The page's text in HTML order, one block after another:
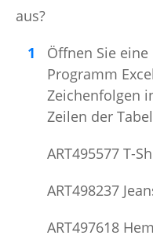
aus?
Öffnen Sie
Programm
Zeichenfolgen
Zeilen der
ART495577 T-
ART498237
ART497618